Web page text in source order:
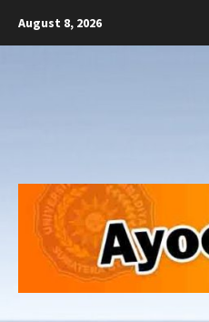
August 8, 2026